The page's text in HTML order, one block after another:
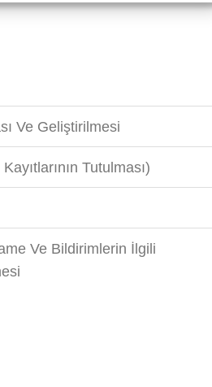
Ve Geliştirilmesi
Tutulması)
Ve Bildirimlerin İlgili